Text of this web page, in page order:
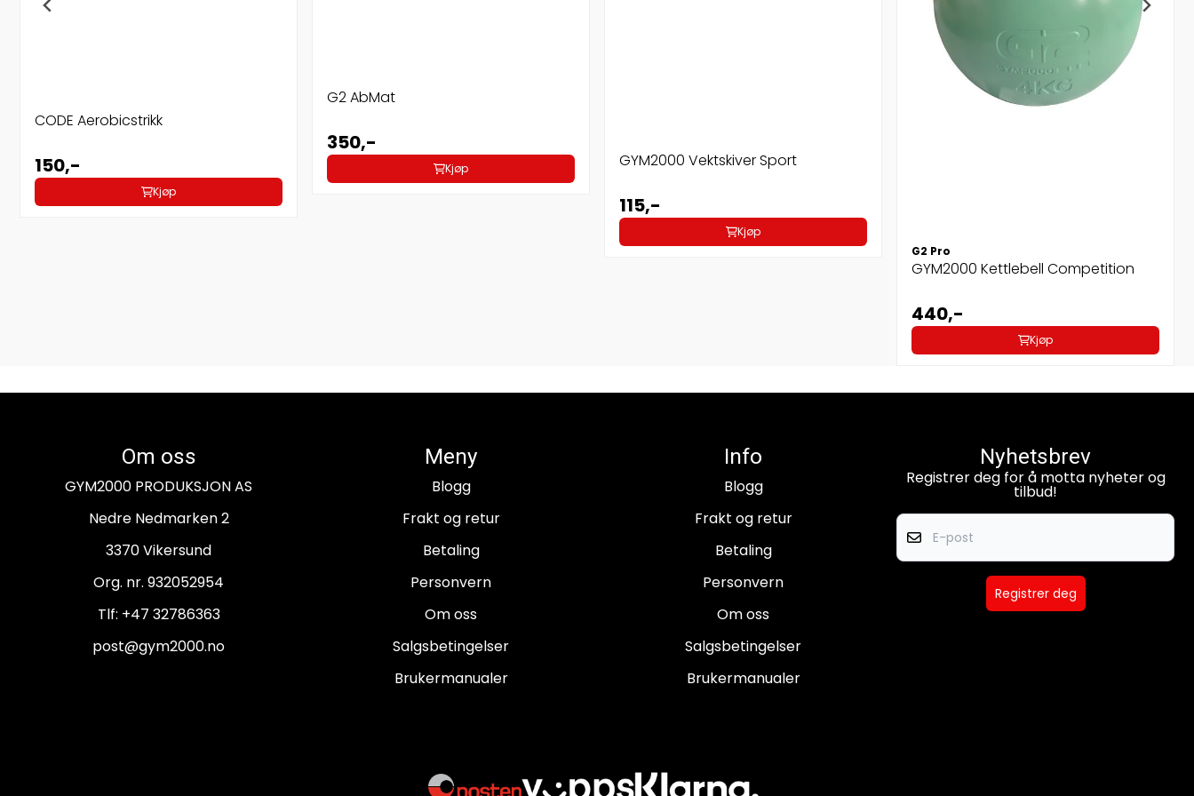
CODE Aerobicstrikk
150,-
Kjøp
G2 AbMat
350,-
Kjøp GYM2000 Vektskiver Sport
115,-
Kjøp
G2 Pro
GYM2000 Kettlebell Competition
440,-
Kjøp
Om oss
GYM2000 PRODUKSJON AS
Nedre Nedmarken 2
3370 Vikersund
Org. nr. 932052954
Tlf: +47 32786363
post@gym2000.no
Meny
Blogg
Frakt og retur
Betaling
Personvern
Om oss
Salgsbetingelser
Brukermanualer
Info
Blogg
Frakt og retur
Betaling
Personvern
Om oss
Salgsbetingelser
Brukermanualer
Nyhetsbrev
Registrer deg for å motta nyheter og
tilbud!
Registrer deg